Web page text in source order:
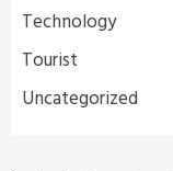
Technology
Tourist
Uncategorized